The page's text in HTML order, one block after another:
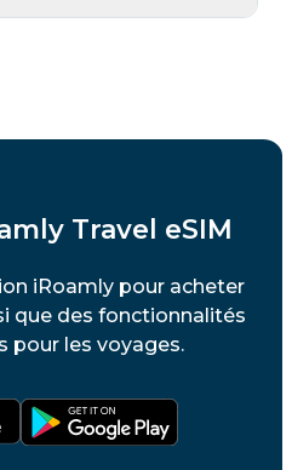
Travel eSIM
iRoamly pour acheter
que des fonctionnalités
pour les voyages.